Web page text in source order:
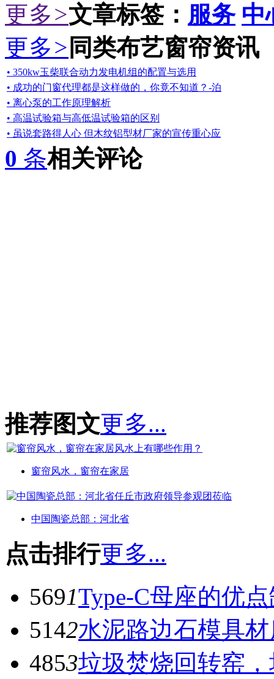
更多>文章标签： 服务 中
更多> 同类布艺窗帘资讯
• 350kw玉柴联合动力发电机组的配置与选用
• 成功的门窗代理都是这样做的，你竟不知道？-泊
• 离心泵的工作原理解析
• 高温试验箱与高低温试验箱的区别
• 虽说套路得人心 但木纹铝型材厂家的宣传重心应
0 条相关评论
推荐图文更多...
窗帘风水，窗帘在家居
中国陶瓷总部：河北省
点击排行更多...
5691Type-C母座的优
5142水泥路边石模具
4853垃圾焚烧回转窑